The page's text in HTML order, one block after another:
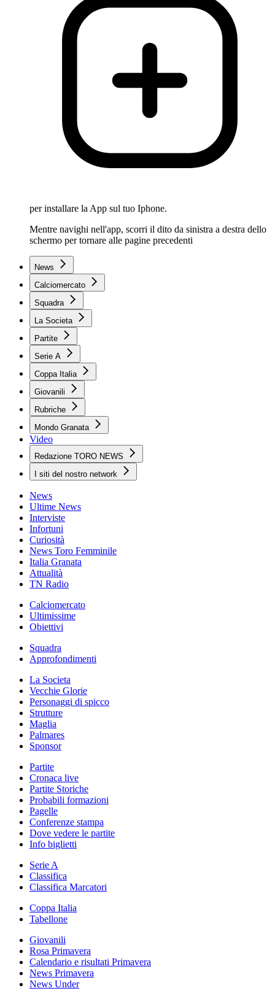
per installare la App sul tuo Iphone.
Mentre navighi nell'app, scorri il dito da sinistra a destra dello
schermo per tornare alle pagine precedenti
News
Calciomercato
Squadra
La Societa
Partite
Serie A
Coppa Italia
Giovanili
Rubriche
Mondo Granata
Video
Redazione TORO NEWS
I siti del nostro network
News
Ultime News
Interviste
Infortuni
Curiosità
News Toro Femminile
Italia Granata
Attualità
TN Radio
Calciomercato
Ultimissime
Obiettivi
Squadra
Approfondimenti
La Societa
Vecchie Glorie
Personaggi di spicco
Strutture
Maglia
Palmares
Sponsor
Partite
Cronaca live
Partite Storiche
Probabili formazioni
Pagelle
Conferenze stampa
Dove vedere le partite
Info biglietti
Serie A
Classifica
Classifica Marcatori
Coppa Italia
Tabellone
Giovanili
Rosa Primavera
Calendario e risultati Primavera
News Primavera
News Under